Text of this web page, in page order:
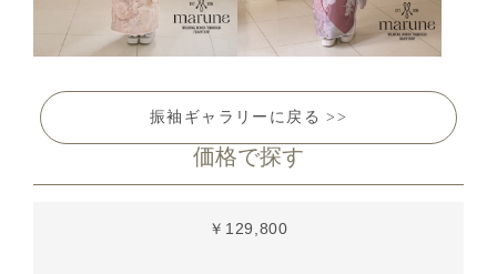
価格で探す
￥129,800
振袖ギャラリーに戻る >>